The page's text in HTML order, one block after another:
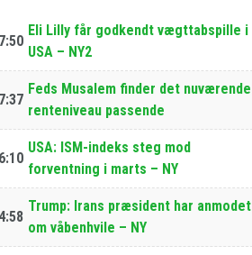
Eli Lilly får godkendt vægttabspille i
USA – NY2
Feds Musalem finder det nuværende
renteniveau passende
USA: ISM-indeks steg mod
forventning i marts – NY
Trump: Irans præsident har anmodet
om våbenhvile – NY